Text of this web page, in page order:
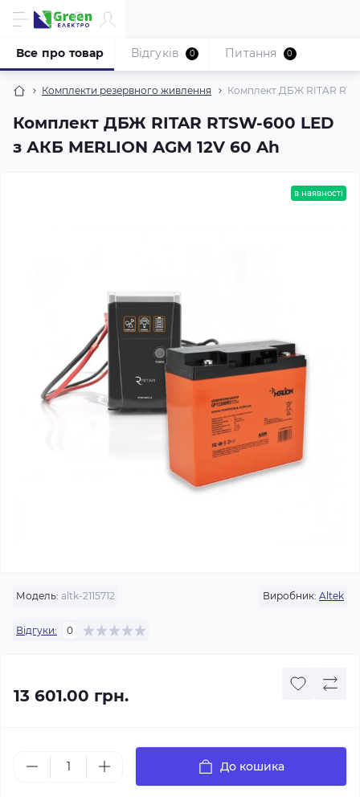
Комплекти резервного живлення Комплект ДБЖ RITAR
Комплект ДБЖ RITAR RTSW-600 LED
з АКБ MERLION AGM 12V 60 Ah
Все про товар Відгуків 0 Питання 0
в наявності
Модель: altk-2115712 Виробник: Altek
Відгуки: 0
13 601.00 грн.
До кошика